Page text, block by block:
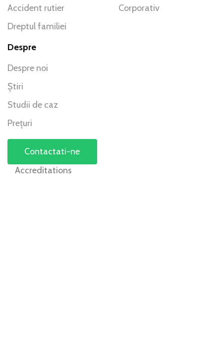
Accident rutier
Dreptul familiei
Corporativ
Despre
Despre noi
Știri
Studii de caz
Prețuri
Contactati-ne
Accreditations